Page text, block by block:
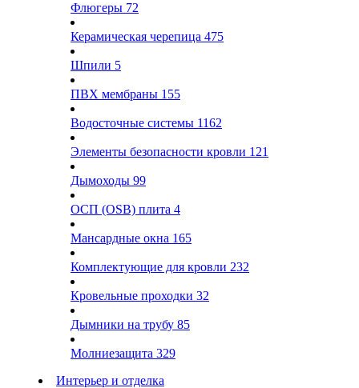
Флюгеры 72
Керамическая черепица 475
Шпили 5
ПВХ мембраны 155
Водосточные системы 1162
Элементы безопасности кровли 121
Дымоходы 99
ОСП (OSB) плита 4
Мансардные окна 165
Комплектующие для кровли 232
Кровельные проходки 32
Дымники на трубу 85
Молниезащита 329
Интерьер и отделка